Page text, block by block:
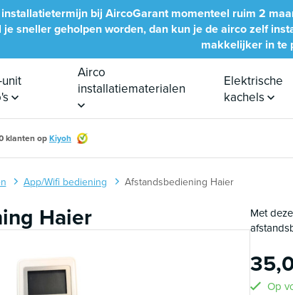
bij AircoGarant momenteel ruim 2
sneller geholpen worden, dan kun je de airco zelf
makkelijker in te
Airco
installatiematerialen
Elektrische
kachels
klanten opKiyoh
App/Wifi bediening Afstandsbediening Haier
Haier
Met
Op